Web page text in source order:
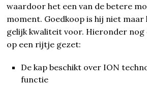
waardoor het een van de betere
moment. Goedkoop is hij niet
gelijk kwaliteit voor. Hieronder nog
op een rijtje gezet:
De kap beschikt over ION
functie